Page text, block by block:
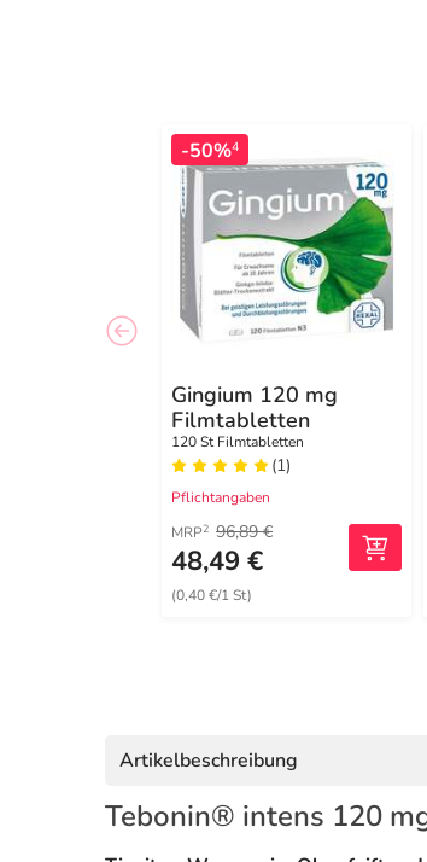
-50%4
Gingium 120 mg
Filmtabletten
120 St Filmtabletten
(1)
Pflichtangaben
MRP2 96,89 €
48,49 €
(0,40 €/1 St)
Artikelbeschreibung
Tebonin® intens 120